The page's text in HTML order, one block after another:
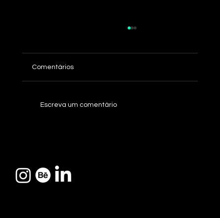
Comentários
Escreva um comentário